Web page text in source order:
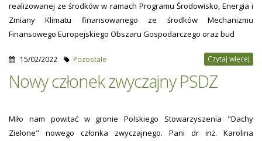
realizowanej ze środków w ramach Programu Środowisko, Energia i
Zmiany Klimatu finansowanego ze środków Mechanizmu
Finansowego Europejskiego Obszaru Gospodarczego oraz bud
15/02/2022 Pozostałe Czytaj więcej
Nowy członek zwyczajny PSDZ
Miło nam powitać w gronie Polskiego Stowarzyszenia "Dachy
Zielone" nowego członka zwyczajnego. Pani dr inż. Karolina